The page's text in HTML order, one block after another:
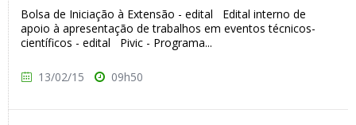
Bolsa de Iniciação à Extensão - edital Edital interno de
apoio à apresentação de trabalhos em eventos técnicos-
científicos - edital Pivic - Programa...
13/02/15 09h50